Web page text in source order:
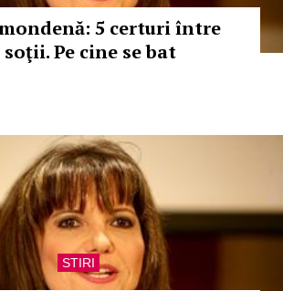
5 certuri între
Pe cine se bat
STIRI